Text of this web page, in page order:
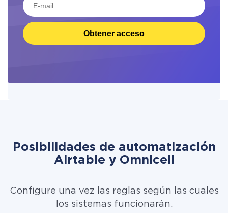
Obtener acceso
Posibilidades de automatización
Airtable y Omnicell
Configure una vez las reglas según las cuales
los sistemas funcionarán.